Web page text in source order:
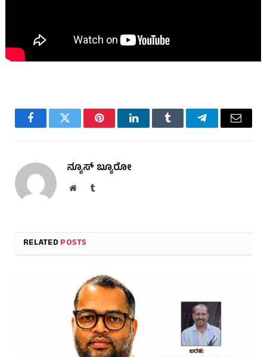
FacebookTwitter PinterestLinkedInTumblr TelegramEmail
ನ್ಯೂಸ್ ಬ್ಯೂರೋ
WebsiteTumblr
RELATEDPOSTS